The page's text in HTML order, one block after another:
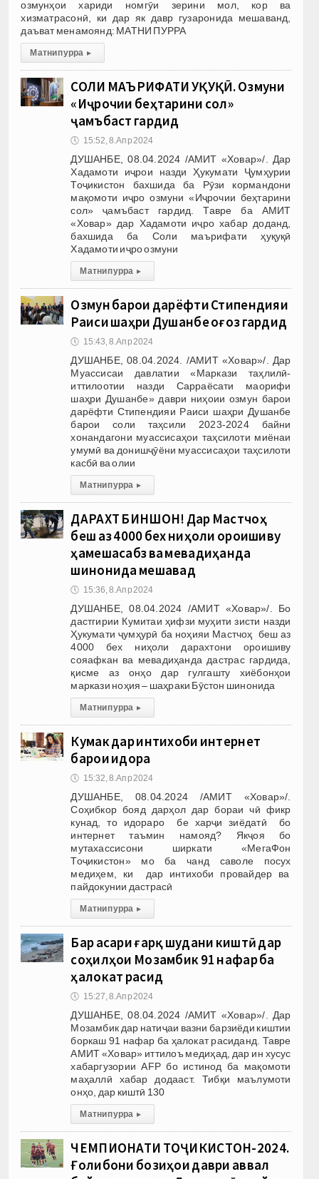
озмунҳои хариди номгӯи зерини мол, кор ва
хизматрасонӣ, ки дар як давр гузаронида мешаванд,
даъват менамоянд: МАТНИ ПУРРА
Матни пурра ▸
СОЛИ МАЪРИФАТИ ҲУҚУҚӢ. Озмуни
«Иҷрочии беҳтарини сол»
ҷамъбаст гардид
🕔 15:52, 8.Апр 2024
ДУШАНБЕ, 08.04.2024 /АМИТ «Ховар»/. Дар
Хадамоти иҷрои назди Ҳукумати Ҷумҳурии
Тоҷикистон бахшида ба Рӯзи кормандони
мақомоти иҷро озмуни «Иҷрочии беҳтарини
сол» ҷамъбаст гардид. Тавре ба АМИТ
«Ховар» дар Хадамоти иҷро хабар доданд,
бахшида ба Соли маърифати ҳуқуқӣ
Хадамоти иҷро озмуни
Матни пурра ▸
Озмун барои дарёфти Стипендияи
Раиси шаҳри Душанбе оғоз гардид
🕔 15:43, 8.Апр 2024
ДУШАНБЕ, 08.04.2024. /АМИТ «Ховар»/. Дар
Муассисаи давлатии «Маркази таҳлилӣ-
иттилоотии назди Сарраёсати маорифи
шаҳри Душанбе» даври ниҳоии озмун барои
дарёфти Стипендияи Раиси шаҳри Душанбе
барои соли таҳсили 2023-2024 байни
хонандагони муассисаҳои таҳсилоти миёнаи
умумӣ ва донишҷӯёни муассисаҳои таҳсилоти
касбӣ ва олии
Матни пурра ▸
ДАРАХТ БИНШОН! Дар Мастчоҳ
беш аз 4000 бех ниҳоли ороишиву
ҳамешасабз ва мевадиҳанда
шинонида мешавад
🕔 15:36, 8.Апр 2024
ДУШАНБЕ, 08.04.2024 /АМИТ «Ховар»/. Бо
дастгирии Кумитаи ҳифзи муҳити зисти назди
Ҳукумати ҷумҳурӣ ба ноҳияи Мастчоҳ беш аз
4000 бех ниҳоли дарахтони ороишиву
сояафкан ва мевадиҳанда дастрас гардида,
қисме аз онҳо дар гулгашту хиёбонҳои
маркази ноҳия – шаҳраки Бӯстон шинонида
Матни пурра ▸
Кумак дар интихоби интернет
барои идора
🕔 15:32, 8.Апр 2024
ДУШАНБЕ, 08.04.2024 /АМИТ «Ховар»/.
Соҳибкор бояд дарҳол дар бораи чӣ фикр
кунад, то идораро бе харҷи зиёдатӣ бо
интернет таъмин намояд? Якҷоя бо
мутахассисони ширкати «МегаФон
Тоҷикистон» мо ба чанд саволе посух
медиҳем, ки дар интихоби провайдер ва
пайдокунии дастрасӣ
Матни пурра ▸
Бар асари ғарқ шудани киштӣ дар
соҳилҳои Мозамбик 91 нафар ба
ҳалокат расид
🕔 15:27, 8.Апр 2024
ДУШАНБЕ, 08.04.2024 /АМИТ «Ховар»/. Дар
Мозамбик дар натиҷаи вазни барзиёди киштии
боркаш 91 нафар ба ҳалокат расиданд. Тавре
АМИТ «Ховар» иттилоъ медиҳад, дар ин хусус
хабаргузории AFP бо истинод ба мақомоти
маҳаллӣ хабар додааст. Тибқи маълумоти
онҳо, дар киштӣ 130
Матни пурра ▸
ЧЕМПИОНАТИ ТОҶИКИСТОН-2024.
Ғолибони бозиҳои даври аввал